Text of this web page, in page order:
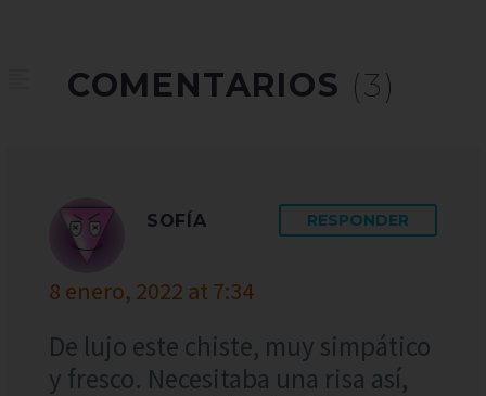
COMENTARIOS (3)
SOFÍA
8 enero, 2022 at 7:34
RESPONDER
De lujo este chiste, muy simpático
y fresco. Necesitaba una risa así,